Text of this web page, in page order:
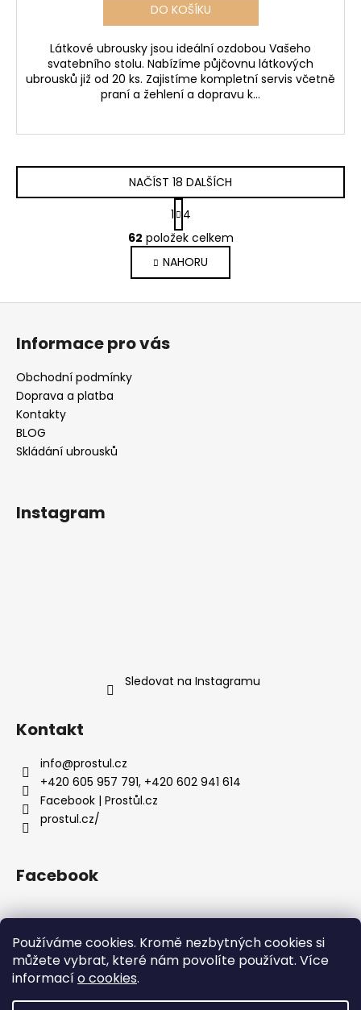
Používáme cookies. Kromě nezbytných cookies si
můžete vybrat, které nám povolíte používat. Více
informacío cookies.
DO KOŠÍKU
Látkové ubrousky jsou ideální ozdobou Vašeho
svatebního stolu. Nabízíme půjčovnu látkových
ubrousků již od 20 ks. Zajistíme kompletní servis včetně
praní a žehlení a dopravu k...
O
v
l
á
d
NAČÍST 18 DALŠÍCH
S
t
r
á
n
k
o
1
4
62 položek celkem
NAHORU
Informace pro vás
Obchodní podmínky
Doprava a platba
Kontakty
BLOG
Skládání ubrousků
Instagram
Sledovat na Instagramu
Kontakt
info@prostul.cz
+420 605 957 791, +420 602 941 614
Facebook | Prostůl.cz
prostul.cz/
Facebook
Homepage Doprava a platba Obchodní podmínky
Facebook